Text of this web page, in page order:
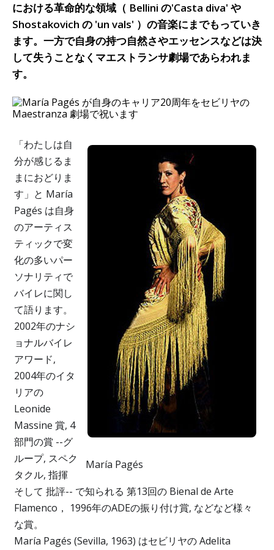
における革命的な領域（ Bellini の'Casta diva' や
Shostakovich の 'un vals' ）の音楽にまでもっていき
ます。一方で自身の持つ自然さやエッセンスなどは決
して失うことなくマエストランサ劇場であらわれま
す。
María Pagés
「わたしは自
分が感じるま
まにおどりま
す」と María
Pagés は自身
のアーティス
ティックで変
化の多いパー
ソナリティで
バイレに関し
て語ります。
2002年のナシ
ョナルバイレ
アワード,
2004年のイタ
リアの
Leonide
Massine 賞, 4
部門の賞 --グ
ループ, スペク
タクル, 指揮
そして 批評-- で知られる 第13回の Bienal de Arte
Flamenco， 1996年のADEの振り付け賞, などなど様々
な賞。
María Pagés (Sevilla, 1963) はセビリヤの Adelita